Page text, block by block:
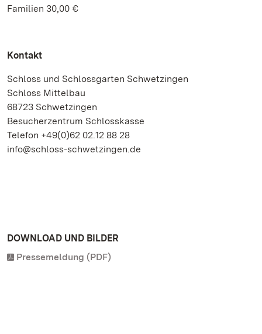
Familien 30,00 €
Kontakt
Schloss und Schlossgarten Schwetzingen
Schloss Mittelbau
68723 Schwetzingen
Besucherzentrum Schlosskasse
Telefon +49(0)62 02.12 88 28
info@schloss-schwetzingen.de
DOWNLOAD UND BILDER
Pressemeldung (PDF)